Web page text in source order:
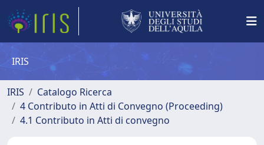
IRIS
IRIS
Catalogo Ricerca
4 Contributo in Atti di Convegno (Proceeding)
4.1 Contributo in Atti di convegno